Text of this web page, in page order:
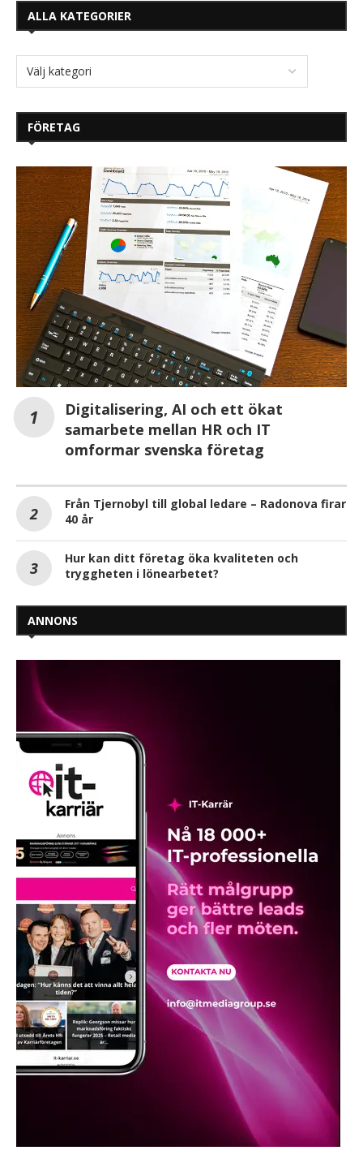
ALLA KATEGORIER
FÖRETAG
Digitalisering, AI och ett ökat
samarbete mellan HR och IT
omformar svenska företag
Från Tjernobyl till global ledare – Radonova firar
40 år
Hur kan ditt företag öka kvaliteten och
tryggheten i lönearbetet?
ANNONS